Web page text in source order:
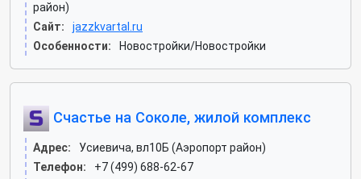
район)
Сайт:
jazzkvartal.ru
Особенности:
Новостройки/Новостройки
Счастье на Соколе, жилой комплекс
Адрес:
Усиевича, вл10Б (Аэропорт район)
Телефон:
+7 (499) 688-62-67